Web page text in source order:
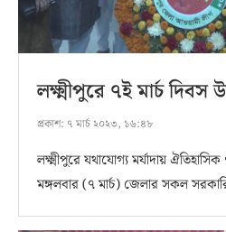
লক্ষ্মীপুরে ৭ই মার্চ দিবস
প্রকাশ: ৭ মার্চ ২০২৩, ১৬:৪৮
লক্ষ্মীপুরে যথাযোগ্য মর্যাদায়
মঙ্গলবার (৭ মার্চ) জেলার সকল